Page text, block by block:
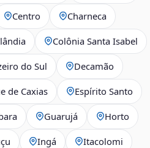
Centro Charneca
Colônia Santa Isabel
do Sul Decamão
de Caxias Espírito Santo
Guarujá Horto
Ingá Itacolomi